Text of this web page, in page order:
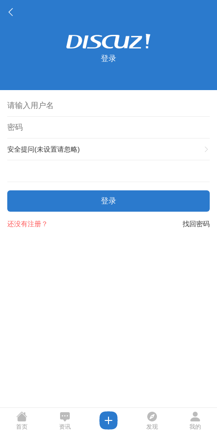
登录
安全提问(未设置请忽略)
登录
找回密码
还没有注册？
首页 资讯 发现 我的